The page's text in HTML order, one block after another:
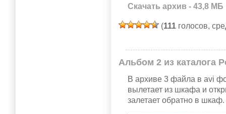
Скачать архив - 43,8 МБ
(111 голосов,
Альбом 2 из каталога
В архиве 3 файла в avi
вылетает из шкафа и
залетает обратно в шкаф.